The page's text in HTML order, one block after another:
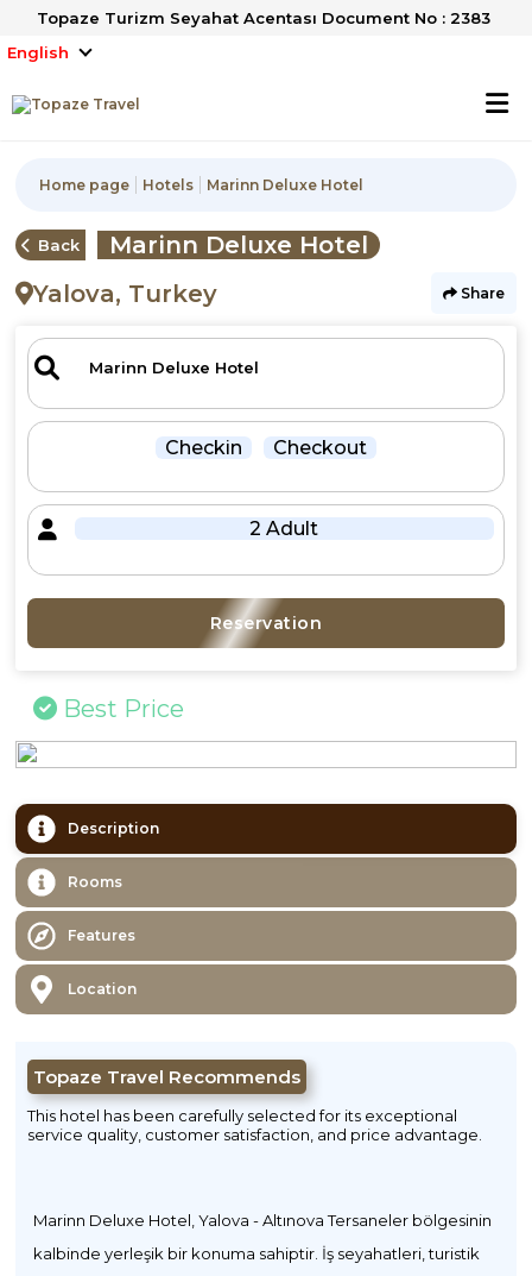
Topaze Turizm Seyahat Acentası Document No : 2383
English
Home page Hotels Marinn Deluxe Hotel
Back
Marinn Deluxe Hotel
Yalova, Turkey
Share
Checkin Checkout
2 Adult
Reservation
Best Price
Description
Rooms
Features
Location
Topaze Travel Recommends
This hotel has been carefully selected for its exceptional
service quality, customer satisfaction, and price advantage.
Marinn Deluxe Hotel, Yalova - Altınova Tersaneler bölgesinin
kalbinde yerleşik bir konuma sahiptir. İş seyahatleri, turistik